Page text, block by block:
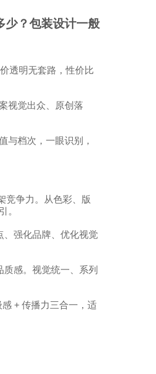
？包装设计一般
透明无套路，性价比
视觉出众、原创落
与档次，一眼识别，
竞争力。从色彩、版
。
强化品牌、优化视觉
感。视觉统一、系列
+ 传播力三合一，适